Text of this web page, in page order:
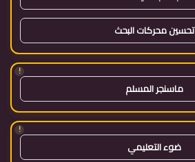
تحسين محركات البحث
!
ماسنجر المسلم
!
ضوء التعليمي